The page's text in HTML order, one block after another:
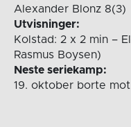
Alexander Blonz 8(3)
Utvisninger:
Kolstad: 2 x 2 min –
Rasmus Boysen)
Neste seriekamp:
19. oktober borte